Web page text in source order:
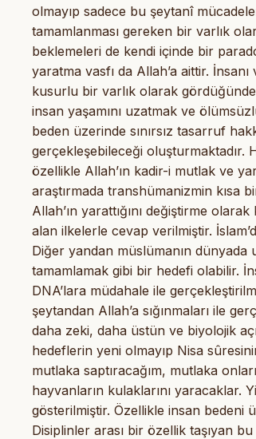
olmayıp sadece bu şeytanî
tamamlanması gereken bir varlık
beklemeleri de kendi içinde bir
yaratma vasfı da Allah’a aittir.
kusurlu bir varlık olarak
insan yaşamını uzatmak ve
beden üzerinde sınırsız tasarruf
gerçekleşebileceği oluşturmaktadır.
özellikle Allah’ın kadir-i mutlak ve
araştırmada transhümanizmin kısa
Allah’ın yarattığını değiştirme
alan ilkelerle cevap verilmiştir.
Diğer yandan müslümanın
tamamlamak gibi bir hedefi olabilir.
DNA’lara müdahale ile
şeytandan Allah’a sığınmaları ile
daha zeki, daha üstün ve biyolojik
hedeflerin yeni olmayıp Nisa
mutlaka saptıracağım, mutlaka
hayvanların kulaklarını yaracaklar.
gösterilmiştir. Özellikle insan bedeni
Disiplinler arası bir özellik taşıyan